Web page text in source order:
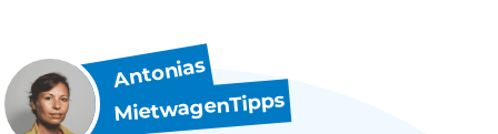
Antonias
MietwagenTipps